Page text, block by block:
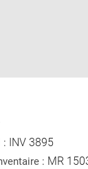
:
INV 3895
: MR